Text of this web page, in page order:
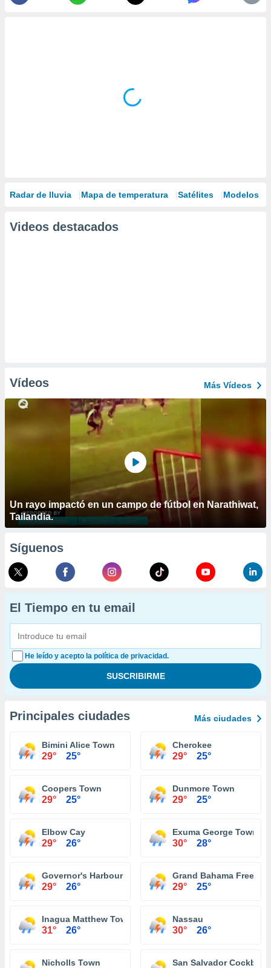
Radar de lluvia Mapa de temperatura Satélites Modelos
Videos destacados
Vídeos Más Vídeos
Un rayo impactó en un campo de fútbol en Narathiwat,
Tailandia.
Síguenos
El Tiempo en tu email
He leído y acepto la política de privacidad.
Principales ciudades Más ciudades
Bimini Alice Town
29° 25°
Cherokee
29° 25°
Coopers Town
29° 25°
Dunmore Town
29° 25°
Elbow Cay
29° 26°
Exuma George Town
30° 28°
Governor's Harbour
29° 26°
Grand Bahama Freeport
29° 25°
Inagua Matthew Town
31° 26°
Nassau
30° 26°
Nicholls Town San Salvador